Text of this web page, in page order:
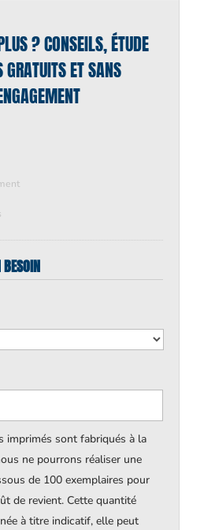
? CONSEILS, ÉTUDE
GRATUITS ET SANS
imprimés sont fabriqués à la
ne pourrons réaliser une
de 100 exemplaires pour
de revient. Cette quantité
à titre indicatif, elle peut